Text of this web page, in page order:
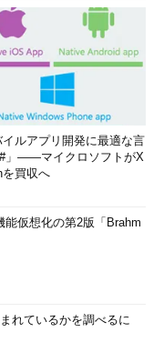
イルアプリ開発に最適な言
」――マイクロソフトがX
を買収へ
仮想化の第2版「Brahm
れているかを調べるに